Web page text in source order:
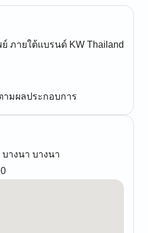
ภายใต้แบรนด์ KW Thailand
มผลประกอบการ
างนา บางนา